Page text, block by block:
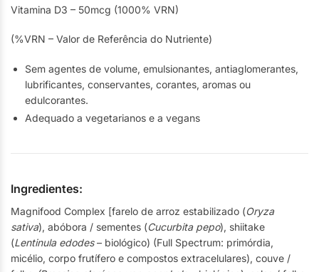
Vitamina D3 – 50mcg (1000% VRN)
(%VRN – Valor de Referência do Nutriente)
Sem agentes de volume, emulsionantes, antiaglomerantes,
lubrificantes, conservantes, corantes, aromas ou
edulcorantes.
Adequado a vegetarianos e a vegans
Ingredientes:
Magnifood Complex [farelo de arroz estabilizado (Oryza
sativa), abóbora / sementes (Cucurbita pepo), shiitake
(Lentinula edodes– biológico) (Full Spectrum: primórdia,
micélio, corpo frutífero e compostos extracelulares), couve /